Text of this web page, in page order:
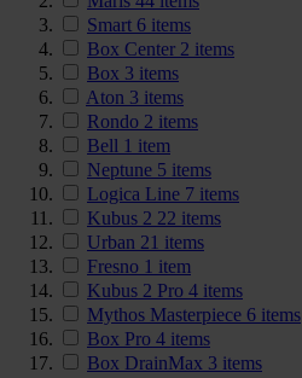
Smart 6 items
Box Center 2 items
Box 3 items
Aton 3 items
Rondo 2 items
Bell 1 item
Neptune 5 items
Logica Line 7 items
Kubus 2 22 items
Urban 21 items
Fresno 1 item
Kubus 2 Pro 4 items
Mythos Masterpiece 6 items
Box Pro 4 items
Box DrainMax 3 items